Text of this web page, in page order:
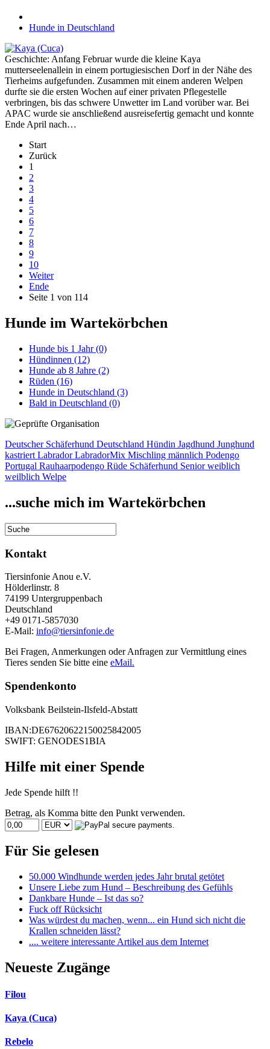
Hunde in Deutschland
Geschichte: Anfang Februar wurde die kleine Kaya
mutterseelenallein in einem portugiesischen Dorf in der Nähe des
Tierheims aufgefunden. Zusammen mit einem anderen Welpen
durfte sie die ersten Wochen auf einer privaten Pflegestelle
verbringen, bis das schwere Unwetter im Land vorüber war. Bei
APAC wurde sie anschließend ausreisefertig gemacht und konnte
Ende April nach…
Start
Zurück
1
2
3
4
5
6
7
8
9
10
Weiter
Ende
Seite 1 von 114
Hunde im Wartekörbchen
Hunde bis 1 Jahr(0)
Hündinnen (12)
Hunde ab 8 Jahre (2)
Rüden (16)
Hunde in Deutschland (3)
Bald in Deutschland (0)
Deutscher Schäferhund Deutschland Hündin Jagdhund Junghund
kastriert LabradorLabradorMix Mischling männlich Podengo
Portugal Rauhaarpodengo Rüde Schäferhund Seniorweiblich
weilblich Welpe
...suche mich im Wartekörbchen
Kontakt
Tiersinfonie Anou e.V.
Hölderlinstr. 8
74199 Untergruppenbach
Deutschland
+49 0171-5857030
E-Mail: info@tiersinfonie.de
Bei Fragen, Anmerkungen oder Anfragen zur Vermittlung eines
Tieres senden Sie bitte eine eMail.
Spendenkonto
Volksbank Beilstein-Ilsfeld-Abstatt
IBAN:DE67620622150025842005
SWIFT: GENODES1BIA
Hilfe mit einer Spende
Jede Spende hilft !!
Betrag, als Komma bitte den Punkt verwenden.
Für Sie gelesen
50.000 Windhunde werden jedes Jahr brutal getötet
Unsere Liebe zum Hund – Beschreibung des Gefühls
Dankbare Hunde – Ist das so?
Fuck off Rücksicht
Was würdest du machen, wenn... ein Hund sich nicht die
Krallen schneiden lässt?
.... weitere interessante Artikel aus dem Internet
Neueste Zugänge
Filou
Kaya (Cuca)
Rebelo